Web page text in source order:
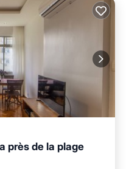
près de la plage